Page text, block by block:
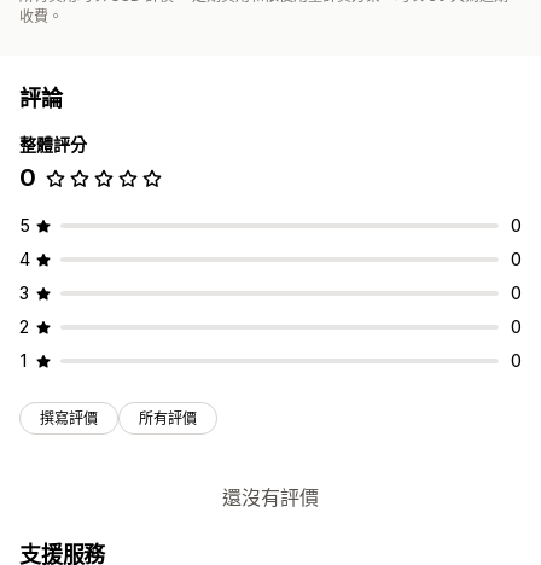
收費。
評論
整體評分
0
5
0
4
0
3
0
2
0
1
0
撰寫評價 所有評價
還沒有評價
支援服務